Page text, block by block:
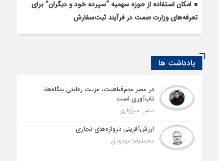
امکان استفاده از حوزه سهمیه “سپرده خود و دیگران” برای
تعرفه‌های وزارت صمت در فرآیند ثبت‌سفارش
یادداشت ها
در عصر عدم‌قطعیت، مزیت رقابتی بنگاه‌ها،
تاب‌آوری است
سمیرا سبزواری
ارزش‌آفرینی دروازه‌های تجاری
محمدرضا مودودی